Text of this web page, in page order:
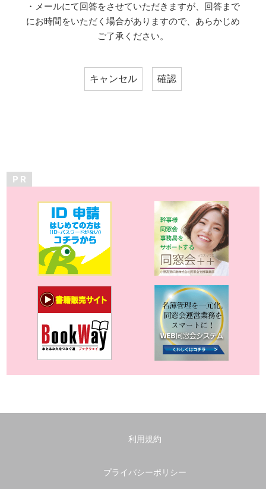
・メールにて回答をさせていただきますが、回答まで
にお時間をいただく場合がありますので、あらかじめ
ご了承ください。
P R
利用規約
プライバシーポリシー